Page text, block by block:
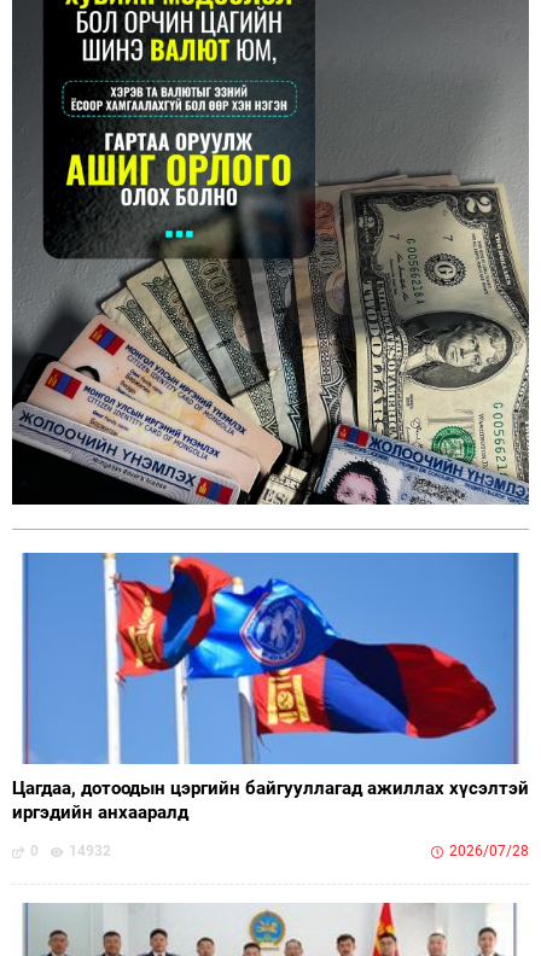
Цагдаа, дотоодын цэргийн байгууллагад ажиллах хүсэлтэй
иргэдийн анхааралд
0 14932 2026/07/28